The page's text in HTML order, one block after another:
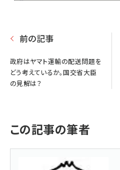
前の記事
政府はヤマト運輸の配送問題を
どう考えているか。国交省大臣
の見解は？
この記事の筆者